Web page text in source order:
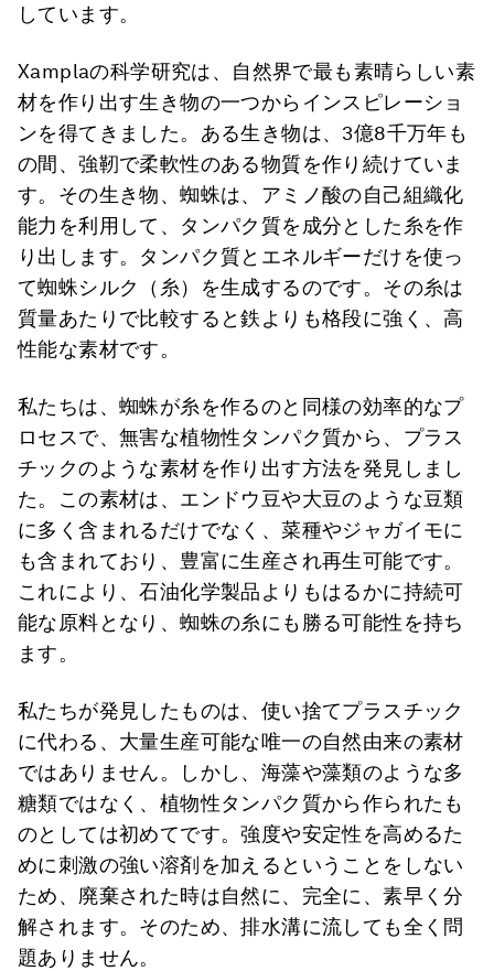
しています。
Xamplaの科学研究は、自然界で最も素晴らしい素
材を作り出す生き物の一つからインスピレーショ
ンを得てきました。ある生き物は、3億8千万年も
の間、強靭で柔軟性のある物質を作り続けていま
す。その生き物、蜘蛛は、アミノ酸の自己組織化
能力を利用して、タンパク質を成分とした糸を作
り出します。タンパク質とエネルギーだけを使っ
て蜘蛛シルク（糸）を生成するのです。その糸は
質量あたりで比較すると鉄よりも格段に強く、高
性能な素材です。
私たちは、蜘蛛が糸を作るのと同様の効率的なプ
ロセスで、無害な植物性タンパク質から、プラス
チックのような素材を作り出す方法を発見しまし
た。この素材は、エンドウ豆や大豆のような豆類
に多く含まれるだけでなく、菜種やジャガイモに
も含まれており、豊富に生産され再生可能です。
これにより、石油化学製品よりもはるかに持続可
能な原料となり、蜘蛛の糸にも勝る可能性を持ち
ます。
私たちが発見したものは、使い捨てプラスチック
に代わる、大量生産可能な唯一の自然由来の素材
ではありません。しかし、海藻や藻類のような多
糖類ではなく、植物性タンパク質から作られたも
のとしては初めてです。強度や安定性を高めるた
めに刺激の強い溶剤を加えるということをしない
ため、廃棄された時は自然に、完全に、素早く分
解されます。そのため、排水溝に流しても全く問
題ありません。